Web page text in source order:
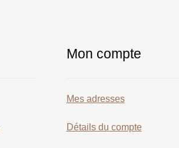
Mon compte
Mes adresses
Détails du compte